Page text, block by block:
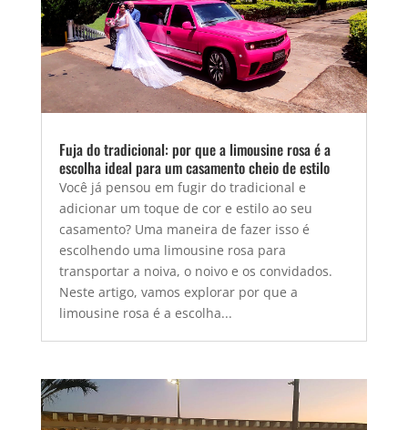
Fuja do tradicional: por que a limousine rosa é a
escolha ideal para um casamento cheio de estilo
Você já pensou em fugir do tradicional e
adicionar um toque de cor e estilo ao seu
casamento? Uma maneira de fazer isso é
escolhendo uma limousine rosa para
transportar a noiva, o noivo e os convidados.
Neste artigo, vamos explorar por que a
limousine rosa é a escolha...